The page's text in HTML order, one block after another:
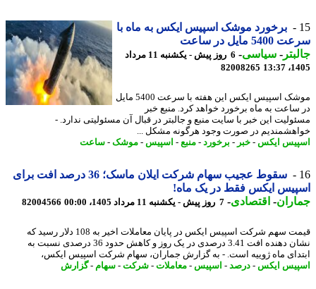
برخورد موشک اسپیس ایکس به ماه با
مایل در ساعت
-سیاسی-
6 روز پیش - یکشنبه 11 مرداد
82008265
موشک اسپیس ایکس این هفته با سرعت 5400 مایل
به ماه برخورد خواهد کرد. منبع خبر
این خبر با سایت منبع و جالبتر در قبال آن مسئولیتی ندارد. -
در صورت وجود هرگونه مشکل ...
ایکس-خبر-برخورد-منبع -اسپیس-موشک-ساعت
سقوط عجیب سهام شرکت ایلان ماسک؛ 36 درصد افت برای
ایکس فقط در یک ماه!
- اقتصادی-7 روز پیش - یکشنبه 11 مرداد 1405، 00:00 82004566
قیمت سهم شرکت اسپیس ایکس در پایان معاملات اخیر به 108 دلار رسید که
نشان دهنده افت 3.41 درصدی در یک روز و کاهش حدود 36 درصدی نسبت به
ماه ژوییه است. - به گزارش جماران، سهام شرکت اسپیس ایکس،
ایکس-درصد-اسپیس-معاملات-شرکت-سهام-گزارش